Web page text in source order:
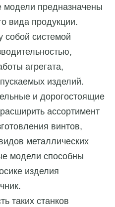
модели предназначены
вида продукции.
системой
агрегата,
изделий.
и дорогостоящие
ассортимент
винтов,
металлических
модели способны
изделия
таких станков